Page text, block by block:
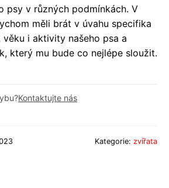
psy v různých podmínkách. V
měli brát v úvahu specifika
věku i aktivity našeho psa a
který mu bude co nejlépe sloužit.
Kontaktujte nás
Kategorie: zvířata